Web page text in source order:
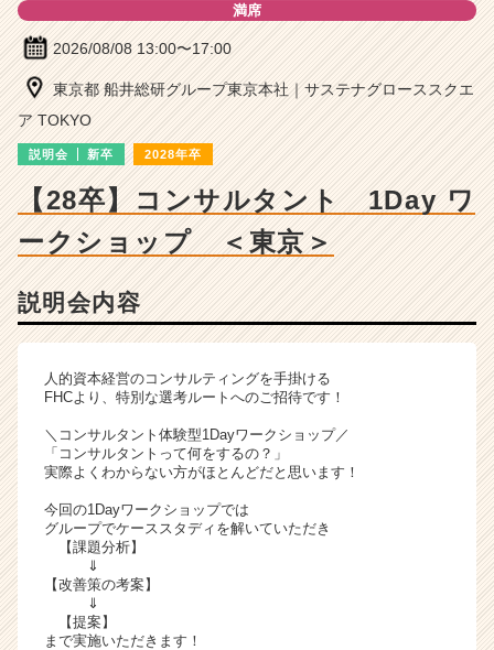
ン
サ
ィ
グ
の
説
ベ
ン
チ
ャ
ー・
長
ス
満席
2026/08/08 13:00〜17:00
東京都 船井総研グループ東京本社｜サステナグローススクエ
ア TOKYO
説明会 新卒 2028年卒
【28卒】コンサルタント 1Day ワ
ークショップ ＜東京＞
説明会内容
人的資本経営のコンサルティングを手掛ける
FHCより、特別な選考ルートへのご招待です！
＼コンサルタント体験型1Dayワークショップ／
「コンサルタントって何をするの？」
実際よくわからない方がほとんどだと思います！
今回の1Dayワークショップでは
グループでケーススタディを解いていただき
【課題分析】
⇓
【改善策の考案】
⇓
【提案】
まで実施いただきます！